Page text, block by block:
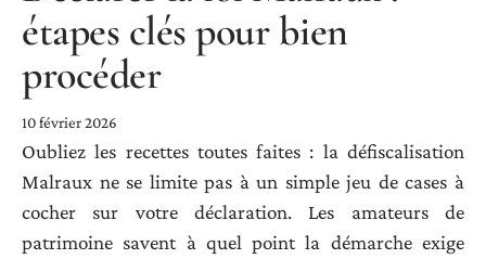
étapes clés pour bien
procéder
10 février 2026
Oubliez les recettes toutes faites : la défiscalisation
Malraux ne se limite pas à un simple jeu de cases à
cocher sur votre déclaration. Les amateurs de
patrimoine savent à quel point la démarche exige